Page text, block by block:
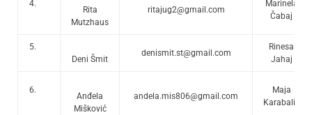
4.
Rita
Mutzhaus
ritajug2@gmail.com
Marinela
Čabaj
5.
Deni Šmit
denismit.st@gmail.com
Rinesa
Jahaj
6.
Anđela
Mišković
andela.mis806@gmail.com
Maja
Karabalić